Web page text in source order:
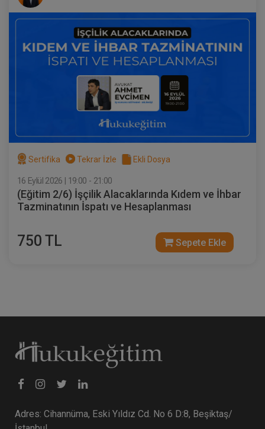
Sertifika Tekrar İzle Ekli Dosya
16 Eylül 2026 | 19:00 - 21:00
(Eğitim 2/6) İşçilik Alacaklarında Kıdem ve İhbar
Tazminatının İspatı ve Hesaplanması
750 TL Sepete Ekle
Adres: Cihannüma, Eski Yıldız Cd. No 6 D:8, Beşiktaş/